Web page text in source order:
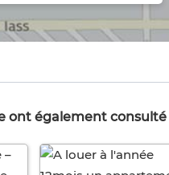
ont également consulté